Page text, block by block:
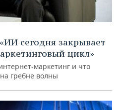
сегодня закрывает
цикл»
маркетинг и что
гребне волны